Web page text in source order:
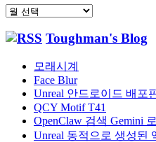
보
함
Toughman's Blog
모래시계
Face Blur
Unreal 안드로이드 배포
QCY Motif T41
OpenClaw 검색 Gemini
Unreal 동적으로 생성된